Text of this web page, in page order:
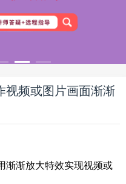
视频或图片画面渐渐
渐渐放大特效实现视频或